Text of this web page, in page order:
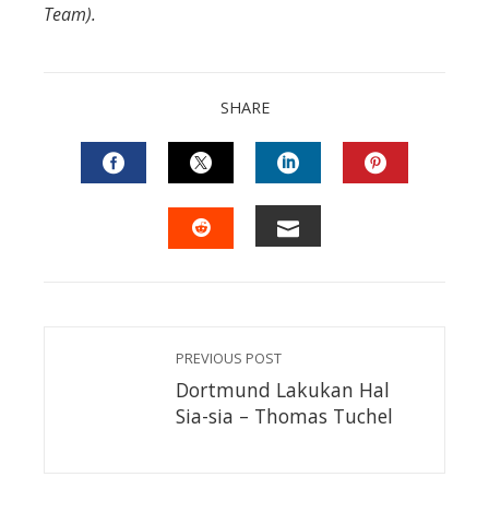
Team).
SHARE
FACEBOOKTWITTERLINKEDIN
PREVIOUS POST
Dortmund Lakukan Hal
Sia-sia – Thomas Tuchel